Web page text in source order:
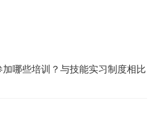
哪些培训？与技能实习制度相比